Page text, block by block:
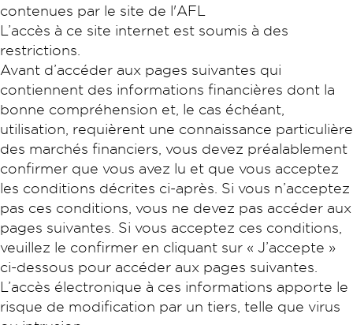
contenues par le site de l'AFL
L’accès à ce site internet est soumis à des
restrictions.
Avant d’accéder aux pages suivantes qui
contiennent des informations financières dont la
bonne compréhension et, le cas échéant,
utilisation, requièrent une connaissance particulière
des marchés financiers, vous devez préalablement
confirmer que vous avez lu et que vous acceptez
les conditions décrites ci-après. Si vous n’acceptez
pas ces conditions, vous ne devez pas accéder aux
pages suivantes. Si vous acceptez ces conditions,
veuillez le confirmer en cliquant sur « J’accepte »
ci-dessous pour accéder aux pages suivantes.
L’accès électronique à ces informations apporte le
risque de modification par un tiers, telle que virus